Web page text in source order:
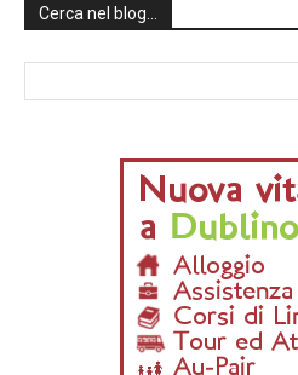
Cerca nel blog…